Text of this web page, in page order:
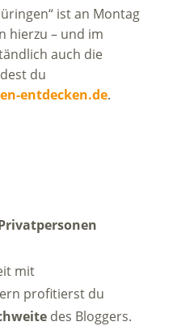
ist an Montag
hierzu – und im
auch die
du
entdecken.de.
mit
profitierst du
des Bloggers.